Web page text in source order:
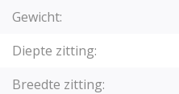
Gewicht:
Diepte zitting:
Breedte zitting: